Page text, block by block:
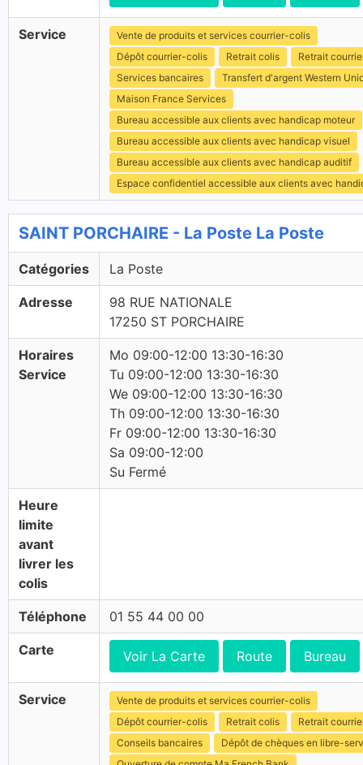
Service
Vente de produits et services courrier-colis
Dépôt courrier-colis
Retrait colis
Retrait
Services bancaires
Transfert d'argent Western
Maison France Services
Bureau accessible aux clients avec handicap moteur
Bureau accessible aux clients avec handicap visuel
Bureau accessible aux clients avec handicap auditif
Espace confidentiel accessible aux clients avec
SAINT PORCHAIRE - La Poste La Poste
Catégories La Poste
Adresse
98 RUE NATIONALE
17250 ST PORCHAIRE
Horaires
Service
Mo 09:00-12:00 13:30-16:30
Tu 09:00-12:00 13:30-16:30
We 09:00-12:00 13:30-16:30
Th 09:00-12:00 13:30-16:30
Fr 09:00-12:00 13:30-16:30
Sa 09:00-12:00
Su Fermé
Heure
limite
avant
livrer les
colis
Téléphone 01 55 44 00 00
Carte Voir La Carte Route Bureau
Service
Vente de produits et services courrier-colis
Dépôt courrier-colis
Retrait colis
Retrait
Conseils bancaires
Dépôt de chèques en libre-